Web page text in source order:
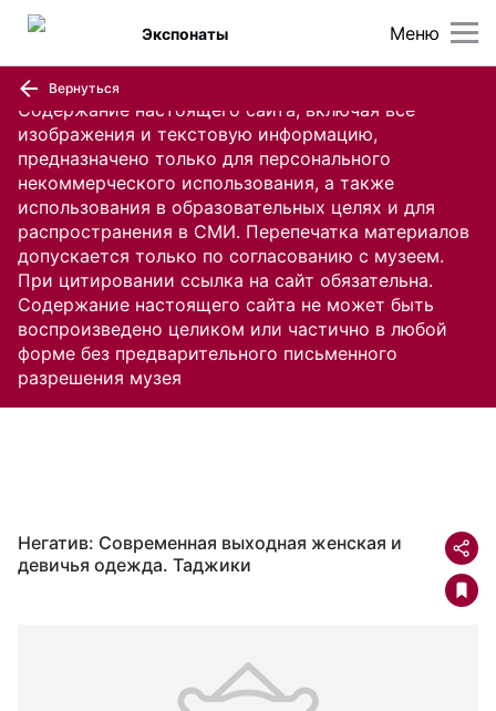
Содержание настоящего сайта, включая все
изображения и текстовую информацию,
предназначено только для персонального
некоммерческого использования, а также
использования в образовательных целях и для
распространения в СМИ. Перепечатка материалов
допускается только по согласованию с музеем.
При цитировании ссылка на сайт обязательна.
Содержание настоящего сайта не может быть
воспроизведено целиком или частично в любой
форме без предварительного письменного
разрешения музея
Меню
Экспонаты
Вернуться
Негатив: Современная выходная женская и
девичья одежда. Таджики